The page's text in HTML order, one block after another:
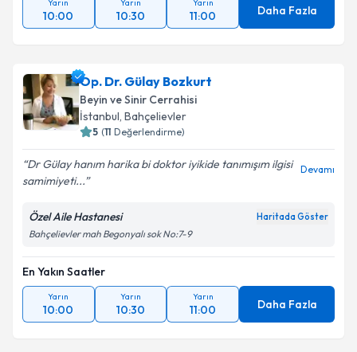
Yarın
10:00
Yarın
10:30
Yarın
11:00 Daha Fazla
Op. Dr. Gülay Bozkurt
Beyin ve Sinir Cerrahisi
İstanbul, Bahçelievler
5 (11 Değerlendirme)
Dr Gülay hanım harika bi doktor iyikide tanımışım ilgisi
samimiyeti...
Devamı
Özel Aile Hastanesi Haritada Göster
Bahçelievler mah Begonyalı sok No:7-9
En Yakın Saatler
Yarın
10:00
Yarın
10:30
Yarın
11:00 Daha Fazla